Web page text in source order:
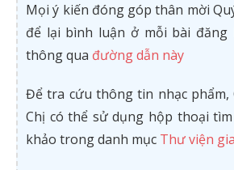
Mọi ý kiến đóng góp thân mời
để lại bình luận ở mỗi bài đăng
thông qua đường dẫn này
Để tra cứu thông tin nhạc phẩm,
Chị có thể sử dụng hộp thoại
khảo trong danh mục Thư viện